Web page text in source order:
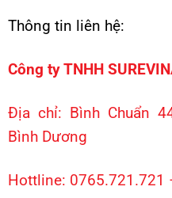
Thông tin liên hệ:
Công ty TNHH
Địa chỉ: Bình Chuẩn
Bình Dương
Hottline: 0765.721.721